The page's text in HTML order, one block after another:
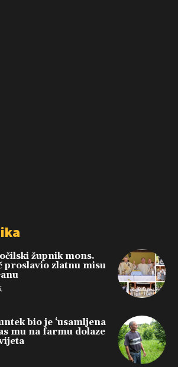
župnik mons.
proslavio zlatnu misu
bio je ‘usamljena
mu na farmu dolaze